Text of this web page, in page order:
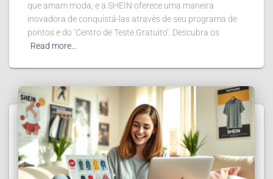
que amam moda, e a SHEIN oferece uma maneira
inovadora de conquistá-las através de seu programa de
pontos e do ‘Centro de Teste Gratuito’. Descubra os
Read more…